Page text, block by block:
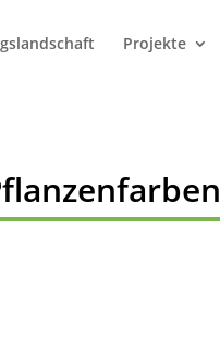
Projekte